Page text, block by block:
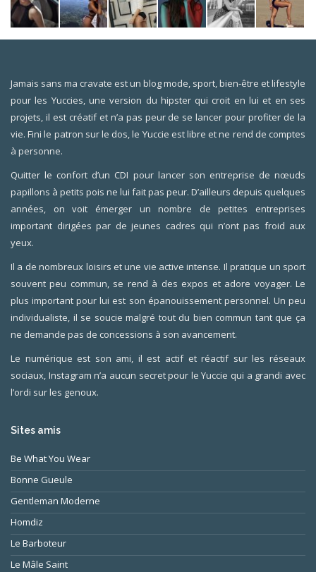
Jamais sans ma cravate est un blog mode, sport, bien-être et lifestyle
pour les Yuccies, une version du hipster qui croit en lui et en ses
projets, il est créatif et n’a pas peur de se lancer pour profiter de la
vie. Fini le patron sur le dos, le Yuccie est libre et ne rend de comptes
à personne.
Quitter le confort d’un CDI pour lancer son entreprise de nœuds
papillons à petits pois ne lui fait pas peur. D’ailleurs depuis quelques
années, on voit émerger un nombre de petites entreprises
important dirigées par de jeunes cadres qui n’ont pas froid aux
yeux.
Il a de nombreux loisirs et une vie active intense. Il pratique un sport
souvent peu commun, se rend à des expos et adore voyager. Le
plus important pour lui est son épanouissement personnel. Un peu
individualiste, il se soucie malgré tout du bien commun tant que ça
ne demande pas de concessions à son avancement.
Le numérique est son ami, il est actif et réactif sur les réseaux
sociaux, Instagram n’a aucun secret pour le Yuccie qui a grandi avec
l’ordi sur les genoux.
Sites amis
Be What You Wear
Bonne Gueule
Gentleman Moderne
Homdiz
Le Barboteur
Le Mâle Saint